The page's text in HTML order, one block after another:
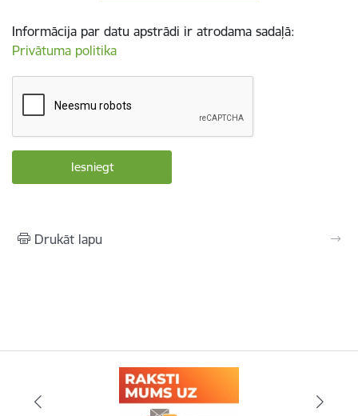
Informācija par datu apstrādi ir atrodama sadaļā:
Privātuma politika
Drukāt lapu